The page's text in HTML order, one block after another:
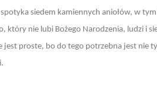
siedem kamiennych aniołów, w
który nie lubi Bożego Narodzenia, ludzi i
jest proste, bo do tego potrzebna jest nie